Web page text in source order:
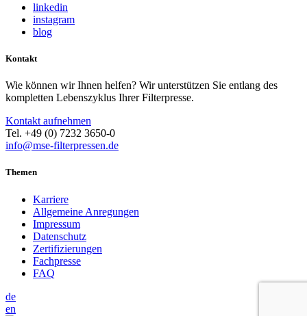
linkedin
instagram
blog
Kontakt
Wie können wir Ihnen helfen? Wir unterstützen Sie entlang des
kompletten Lebenszyklus Ihrer Filterpresse.
Kontakt aufnehmen
Tel. +49 (0) 7232 3650-0
info@mse-filterpressen.de
Themen
Karriere
Allgemeine Anregungen
Impressum
Datenschutz
Zertifizierungen
Fachpresse
FAQ
de
en